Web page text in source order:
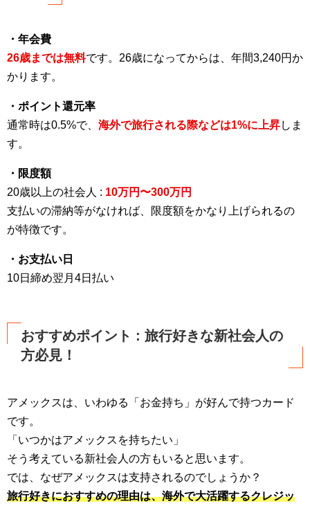
・年会費
26歳までは無料です。26歳になってからは、年間3,240円か
かります。
・ポイント還元率
通常時は0.5%で、 海外で旅行される際などは1%に上昇しま
す。
・限度額
20歳以上の社会人 : 10万円〜300万円
支払いの滞納等がなければ、限度額をかなり上げられるの
が特徴です。
・お支払い日
10日締め翌月4日払い
おすすめポイント : 旅行好きな新社会人の
方必見！
アメックスは、いわゆる「お金持ち」が好んで持つカード
です。
「いつかはアメックスを持ちたい」
そう考えている新社会人の方もいると思います。
では、なぜアメックスは支持されるのでしょうか？
旅行好きにおすすめの理由は、海外で大活躍するクレジッ